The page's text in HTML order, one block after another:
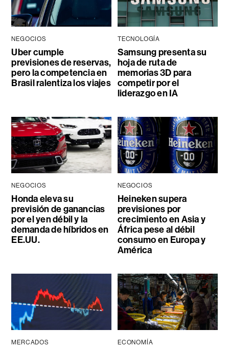
NEGOCIOS
Uber cumple
previsiones de reservas,
pero la competencia en
Brasil ralentiza los viajes
TECNOLOGÍA
Samsung presenta su
hoja de ruta de
memorias 3D para
competir por el
liderazgo en IA
NEGOCIOS
Honda eleva su
previsión de ganancias
por el yen débil y la
demanda de híbridos en
EE.UU.
NEGOCIOS
Heineken supera
previsiones por
crecimiento en Asia y
África pese al débil
consumo en Europa y
América
MERCADOS ECONOMÍA